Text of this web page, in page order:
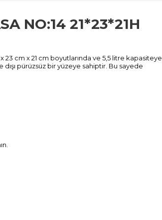
NO:14 21*23*21H
x 23 cm x 21 cm boyutlarında ve 5,5 litre kapasiteye
pürüzsüz bir yüzeye sahiptir. Bu sayede